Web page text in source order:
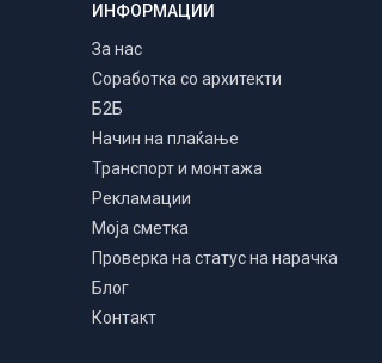
Транспорт
ИНФОРМАЦИИ
За нас
Соработка со архитекти
Б2Б
Начин на плаќање
Транспорт и монтажа
Рекламации
Моја сметка
Проверка на статус на нарачка
Блог
Контакт